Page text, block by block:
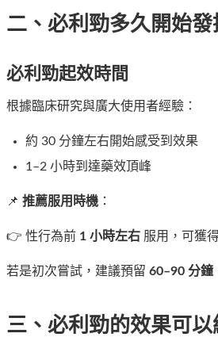
二、必利勁多久開始發
必利勁起效時間
根據臨床研究與廣大使用者經驗：
約 30 分鐘左右開始感受到效果
1–2 小時到達藥效頂峰
📌 推薦服用時機 ：
👉 性行為前 1 小時左右 服用，可獲
若是初次嘗試，建議預留 60–90 分鐘
三、必利勁的效果可以